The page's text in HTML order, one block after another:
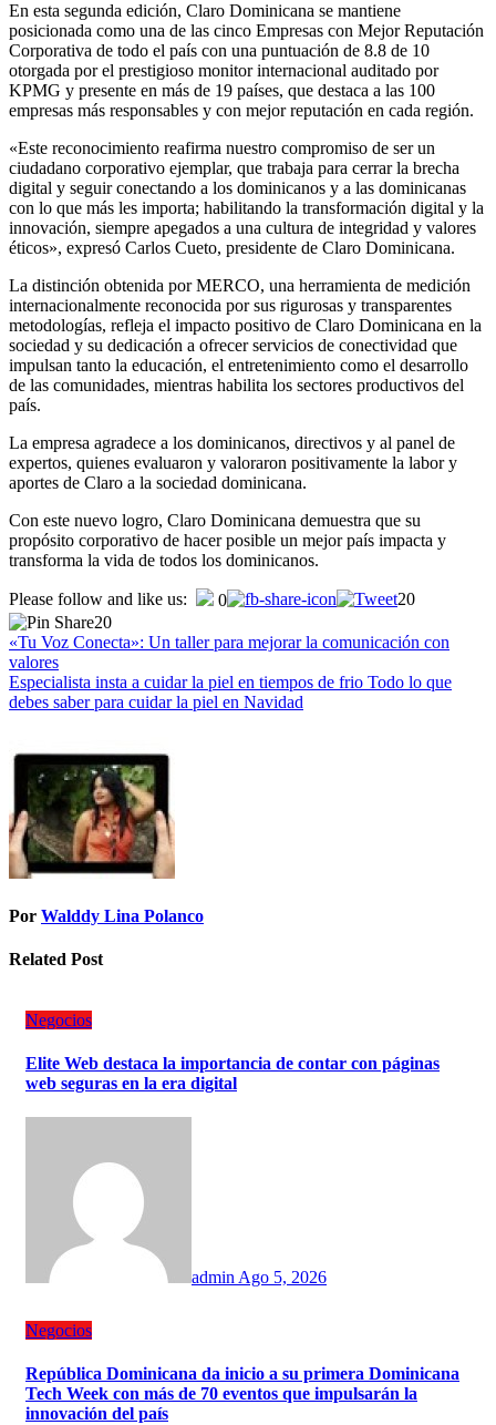
En esta segunda edición, Claro Dominicana se mantiene
posicionada como una de las cinco Empresas con Mejor Reputación
Corporativa de todo el país con una puntuación de 8.8 de 10
otorgada por el prestigioso monitor internacional auditado por
KPMG y presente en más de 19 países, que destaca a las 100
empresas más responsables y con mejor reputación en cada región.
«Este reconocimiento reafirma nuestro compromiso de ser un
ciudadano corporativo ejemplar, que trabaja para cerrar la brecha
digital y seguir conectando a los dominicanos y a las dominicanas
con lo que más les importa; habilitando la transformación digital y la
innovación, siempre apegados a una cultura de integridad y valores
éticos», expresó Carlos Cueto, presidente de Claro Dominicana.
La distinción obtenida por MERCO, una herramienta de medición
internacionalmente reconocida por sus rigurosas y transparentes
metodologías, refleja el impacto positivo de Claro Dominicana en la
sociedad y su dedicación a ofrecer servicios de conectividad que
impulsan tanto la educación, el entretenimiento como el desarrollo
de las comunidades, mientras habilita los sectores productivos del
país.
La empresa agradece a los dominicanos, directivos y al panel de
expertos, quienes evaluaron y valoraron positivamente la labor y
aportes de Claro a la sociedad dominicana.
Con este nuevo logro, Claro Dominicana demuestra que su
propósito corporativo de hacer posible un mejor país impacta y
transforma la vida de todos los dominicanos.
Please follow and like us: 0
20
20
Navegación
de
entradas
«Tu Voz Conecta»: Un taller para mejorar la comunicación con
valores
Especialista insta a cuidar la piel en tiempos de frio Todo lo que
debes saber para cuidar la piel en Navidad
Por Walddy Lina Polanco
Related Post
Negocios
Elite Web destaca la importancia de contar con páginas
web seguras en la era digital
admin Ago 5, 2026
Negocios
República Dominicana da inicio a su primera Dominicana
Tech Week con más de 70 eventos que impulsarán la
innovación del país